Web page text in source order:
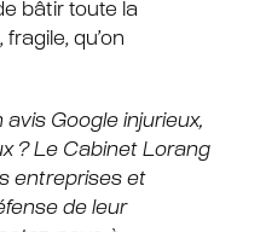
bâtir toute la
qu’on
Google injurieux,
? Le Cabinet Lorang
entreprises et
de leur